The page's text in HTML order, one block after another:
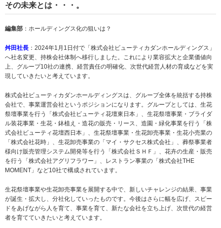
その未来とは・・・。
編集部 ：ホールディングス化の狙いは？
舛田社長 ：2024年1月1日付で「株式会社ビューティカダンホールディングス」
へ社名変更、持株会社体制へ移行しました。これにより業容拡大と企業価値向
上、グループ10社の連携、経営責任の明確化、次世代経営人材の育成などを実
現していきたいと考えています。
株式会社ビューティカダンホールディングスは、グループ全体を統括する持株
会社で、事業運営会社というポジションになります。グループとしては、生花
祭壇事業を行う「株式会社ビューティ花壇東日本」、生花祭壇事業・ブライダ
ル装花事業・生花・鉢植え・造花の販売・リース、造園・緑化事業を行う「株
式会社ビューティ花壇西日本」、生花祭壇事業・生花卸売事業・生花小売業の
「株式会社花時」、生花卸売事業の「マイ・サクセス株式会社」、葬祭事業者
様向け販売管理システム開発等を行う「株式会社ＳＨＦ」、花卉の生産・販売
を行う「株式会社アグリフラワー」、レストラン事業の「株式会社THE
MOMENT」など10社で構成されています。
生花祭壇事業や生花卸売事業を展開する中で、新しいチャレンジの結果、事業
が誕生・拡大し、分社化していったものです。今後はさらに幅を広げ、スピー
ドをあげながら人を育て、事業を育て、新たな会社を立ち上げ、次世代の経営
者を育てていきたいと考えています。